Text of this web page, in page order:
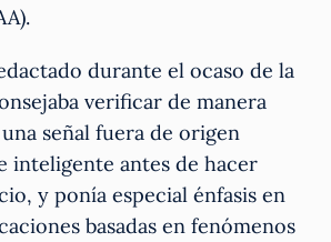
durante el ocaso de la
verificar de manera
señal fuera de origen
inteligente antes de hacer
y ponía especial énfasis en
basadas en fenómenos